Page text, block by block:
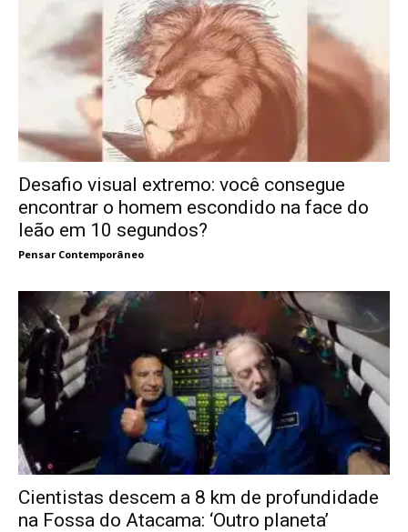
Desafio visual extremo: você consegue
encontrar o homem escondido na face do
leão em 10 segundos?
Pensar Contemporâneo
Cientistas descem a 8 km de profundidade
na Fossa do Atacama: ‘Outro planeta’